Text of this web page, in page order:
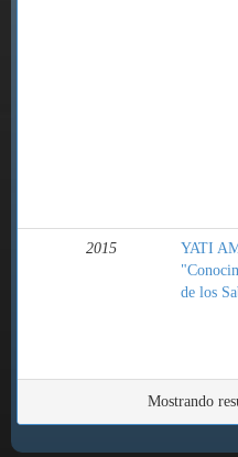
2015
YATI
de los
Mostrando